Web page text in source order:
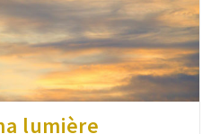
lumière